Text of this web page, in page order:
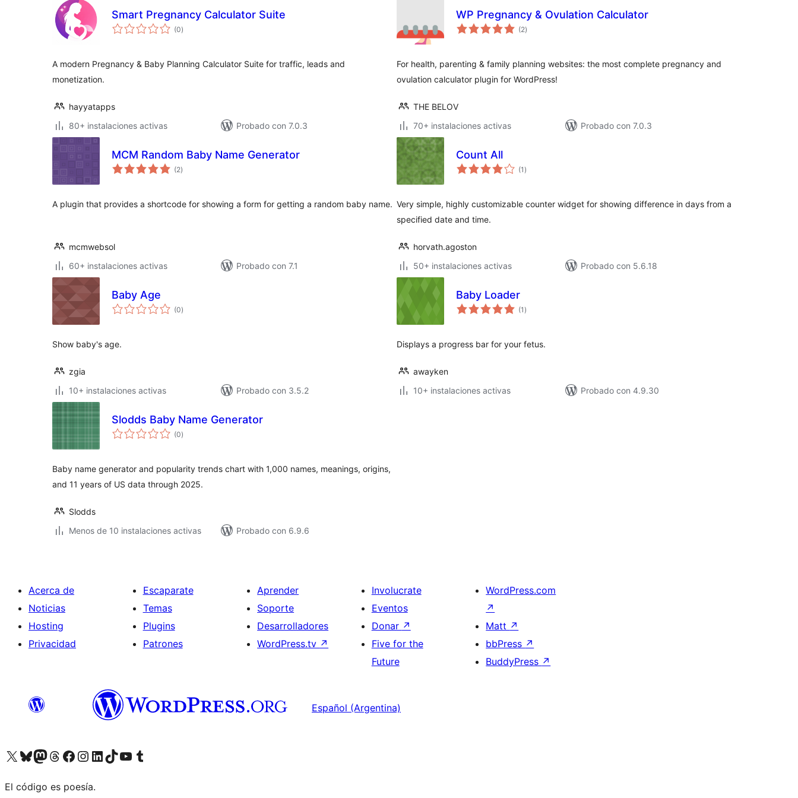
Smart Pregnancy Calculator Suite
(0total
de
)
A modern Pregnancy & Baby Planning Calculator Suite for traffic, leads and
monetization.
hayyatapps
80+ instalaciones activas
Probado con 7.0.3
WP Pregnancy & Ovulation Calculator
(2total
de
)
For health, parenting & family planning websites: the most complete pregnancy and
ovulation calculator plugin for WordPress!
THE BELOV
70+ instalaciones activas
Probado con 7.0.3
MCM Random Baby Name Generator
(2total
de
)
A plugin that provides a shortcode for showing a form for getting a random baby name.
mcmwebsol
60+ instalaciones activas
Probado con 7.1
Count All
(1 total
de
)
Very simple, highly customizable counter widget for showing difference in days from a
specified date and time.
horvath.agoston
50+ instalaciones activas
Probado con 5.6.18
Baby Age
(0total
de
)
Show baby's age.
zgia
10+ instalaciones activas
Probado con 3.5.2
Baby Loader
(1 total
de
)
Displays a progress bar for your fetus.
awayken
10+ instalaciones activas
Probado con 4.9.30
Slodds Baby Name Generator
(0total
de
)
Baby name generator and popularity trends chart with 1,000 names, meanings, origins,
and 11 years of US data through 2025.
Slodds
Menos de 10 instalaciones activas
Probado con 6.9.6
Acerca de
Noticias
Hosting
Privacidad
Escaparate
Temas
Plugins
Patrones
Aprender
Soporte
Desarrolladores
WordPress.tv ↗
Involucrate
Eventos
Donar ↗
Five for the
Future
WordPress.com
↗
Matt ↗
bbPress ↗
BuddyPress ↗
Español (Argentina)
Visitá nuestra cuenta de X (anteriormente Twitter)
Visitá nuestra cuenta de Bluesky
Visitá nuestra cuenta de Mastodon
Visitá nuestra cuenta de Threads
Visitá nuestra página de Facebook
Visitá nuestra cuenta de Instagram
Visitá nuestra cuenta de LinkedIn
Visitá nuestra cuenta de TikTok
Visitá nuestro canal de YouTube
Visitá nuestra cuenta de Tumblr
El código es poesía.